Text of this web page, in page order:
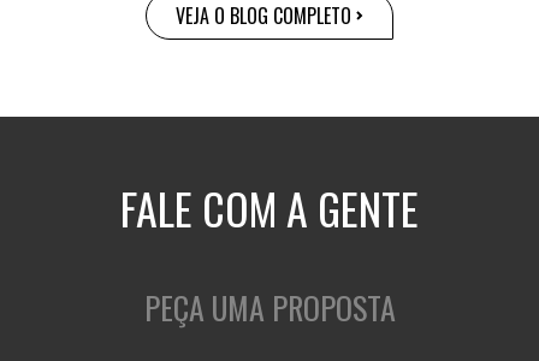
VEJA O BLOG COMPLETO
FALE COM A GENTE
PEÇA UMA PROPOSTA